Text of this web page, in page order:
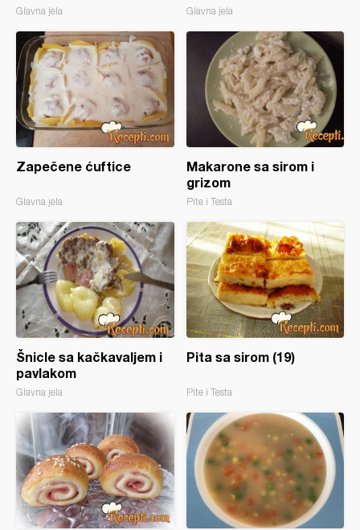
Glavna jela Glavna jela
Zapečene ćuftice
Glavna jela
Makarone sa sirom i
grizom
Pite i Testa
Šnicle sa kačkavaljem i
pavlakom
Glavna jela
Pita sa sirom (19)
Pite i Testa